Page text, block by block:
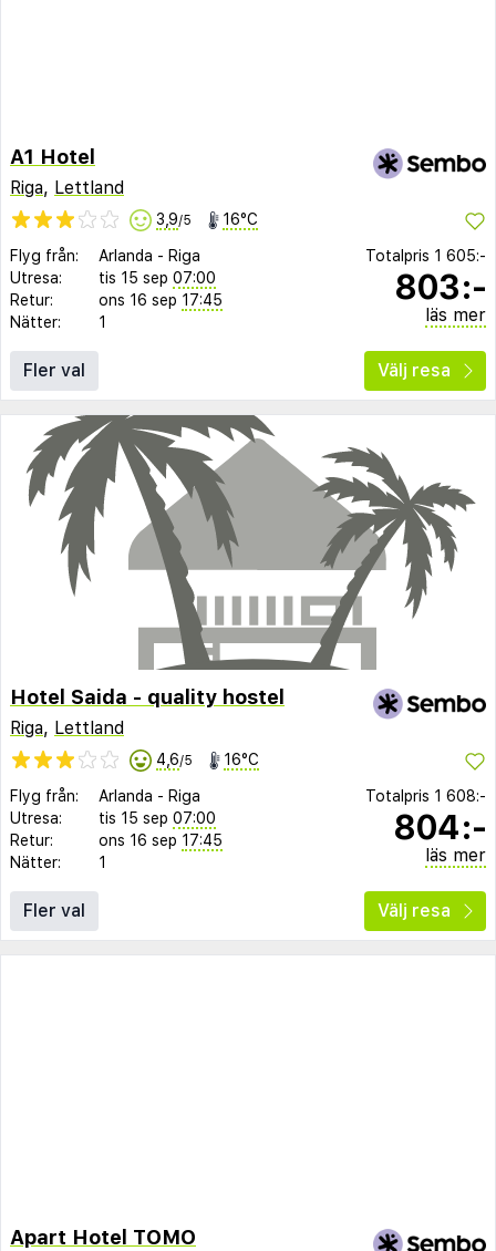
A1 Hotel
Riga, Lettland
3,9/5 16°C
Flyg från: Arlanda - Riga
Utresa:
tis 15 sep 07:00
Retur:
ons 16 sep 17:45
Nätter:
1
Totalpris 1 605:-
803:-
läs mer
Fler val Välj resa
Hotel Saida - quality hostel
Riga, Lettland
4,6/5 16°C
Flyg från: Arlanda - Riga
Utresa:
tis 15 sep 07:00
Retur:
ons 16 sep 17:45
Nätter:
1
Totalpris 1 608:-
804:-
läs mer
Fler val Välj resa
Apart Hotel TOMO